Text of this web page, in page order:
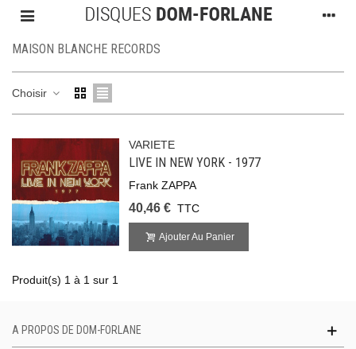
MAISON BLANCHE RECORDS
Choisir
VARIETE
LIVE IN NEW YORK - 1977
Frank ZAPPA
40,46 € TTC
Ajouter Au Panier
Produit(s) 1 à 1 sur 1
A PROPOS DE DOM-FORLANE